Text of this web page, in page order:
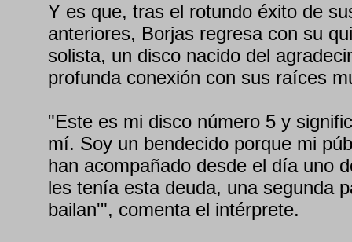
Y es que, tras el rotundo éxito de
anteriores, Borjas regresa con su
solista, un disco nacido del
profunda conexión con sus raíces
"Este es mi disco número 5 y
mí. Soy un bendecido porque mi
han acompañado desde el día uno
les tenía esta deuda, una segunda
bailan'", comenta el intérprete.